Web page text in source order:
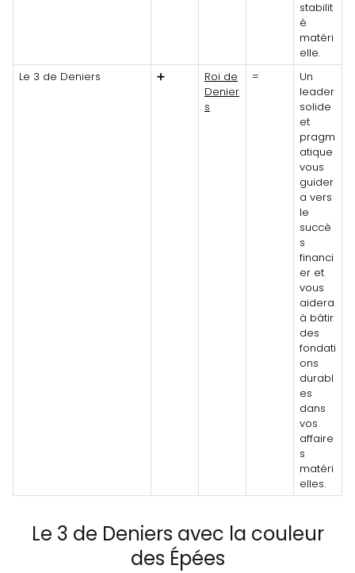
stabilit
é
matéri
elle.
Le 3 de Deniers
➕
Roi de
Denier
s
=
Un
leader
solide
et
pragm
atique
vous
guider
a vers
le
succè
s
financi
er et
vous
aidera
à bâtir
des
fondati
ons
durabl
es
dans
vos
affaire
s
matéri
elles.
Le 3 de Deniers avec la couleur
des Épées